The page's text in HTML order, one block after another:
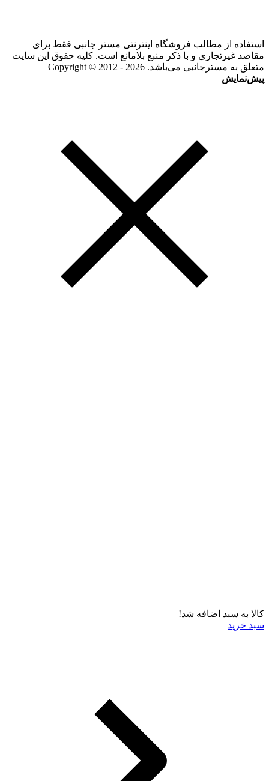
استفاده از مطالب فروشگاه اینترنتی مستر جانبی فقط برای
مقاصد غیرتجاری و با ذکر منبع بلامانع است. کلیه حقوق این سایت
متعلق به مسترجانبی می‌باشد. Copyright © 2012 - 2026
پیش‌نمایش
کالا به سبد اضافه شد!
سبد خرید